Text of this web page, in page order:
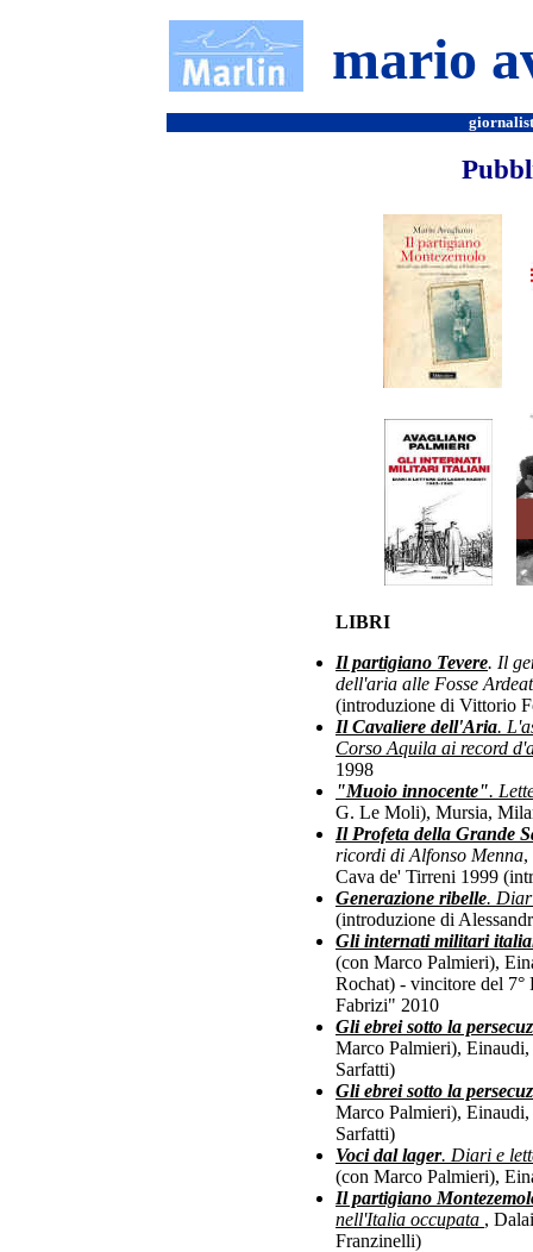
mario
LIBRI
Il partigiano Tevere. Il
dell'aria alle Fosse
(introduzione di Vittorio
Il Cavaliere dell'Aria.
Corso Aquila ai record
1998
"Muoio innocente".
G. Le Moli), Mursia,
Il Profeta della Grande
ricordi di Alfonso Menna,
Cava de' Tirreni 1999
Generazione ribelle.
(introduzione di
Gli internati militari
(con Marco Palmieri),
Rochat) - vincitore del
Fabrizi" 2010
Gli ebrei sotto la
Marco Palmieri),
Sarfatti)
Gli ebrei sotto la
Marco Palmieri),
Sarfatti)
Voci dal lager. Diari e
(con Marco Palmieri),
Il partigiano
nell'Italia occupata ,
Franzinelli)